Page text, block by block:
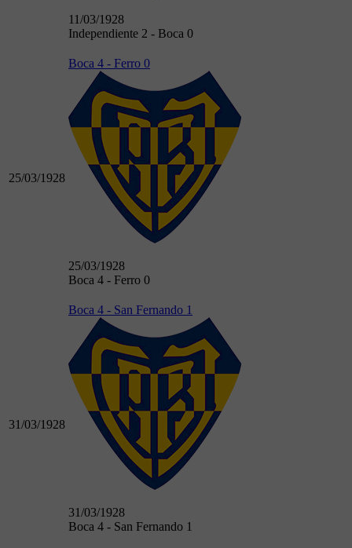
11/03/1928
Independiente 2 - Boca 0
25/03/1928
Boca 4 - Ferro 0
25/03/1928
Boca 4 - Ferro 0
31/03/1928
Boca 4 - San Fernando 1
31/03/1928
Boca 4 - San Fernando 1